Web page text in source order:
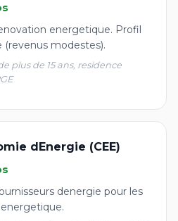
energetique. Profil
(revenus modestes).
plus de 15 ans, residence
dEnergie (CEE)
denergie pour les